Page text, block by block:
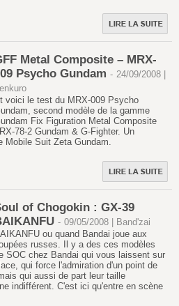
Metal Composite – MRX-
Psycho Gundam - 24/09/2008 |
voici le test du MRX-009 Psycho
second modèle de la gamme
Fix Figuration Metal Composite
78-2 Gundam & G-Fighter. Un
Mobile Suit Zeta Gundam.
of Chogokin : GX-39
- 09/05/2008 | Band'zai
ou quand Bandai joue aux
russes. Il y a des ces modèles
SOC chez Bandai qui vous laissent sur
qui force l'admiration d'un point de
qui aussi de part leur taille
indifférent. C'est ici qu'entre en scène